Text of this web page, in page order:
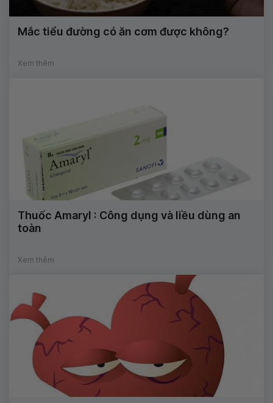
Mắc tiểu đường có ăn cơm được không?
Xem thêm
Thuốc Amaryl : Công dụng và liều dùng an
toàn
Xem thêm